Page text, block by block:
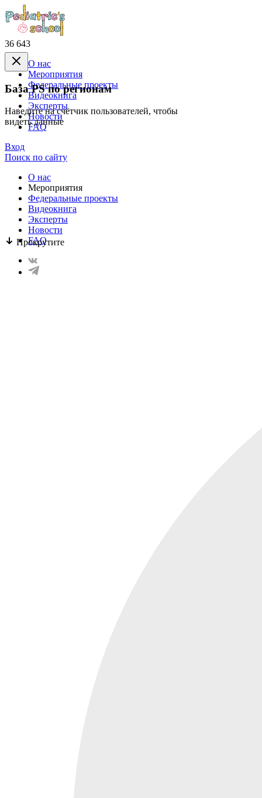
36 643
База PS по регионам
Наведите на счётчик пользователей, чтобы
видеть данные
Прокрутите
О нас
Mероприятия
Федеральные проекты
Видеокнига
Эксперты
Новости
FAQ
Вход
Поиск по сайту
О нас
Mероприятия
Федеральные проекты
Видеокнига
Эксперты
Новости
FAQ